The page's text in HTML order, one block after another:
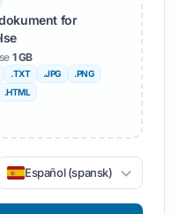
for
1 GB
.TXT .JPG
.PNG
.HTML
Español (spansk)